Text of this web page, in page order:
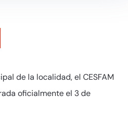
de la localidad, el CESFAM
oficialmente el 3 de